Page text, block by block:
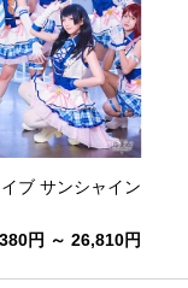
ブ サンシャイン
円 ～ 26,810円